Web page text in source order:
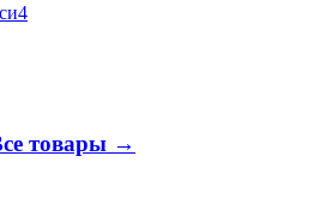
4
товары →